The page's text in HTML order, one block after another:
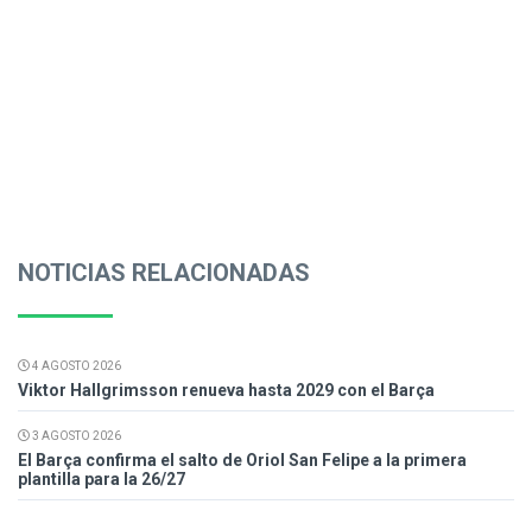
NOTICIAS RELACIONADAS
4 AGOSTO 2026
Viktor Hallgrimsson renueva hasta 2029 con el Barça
3 AGOSTO 2026
El Barça confirma el salto de Oriol San Felipe a la primera
plantilla para la 26/27